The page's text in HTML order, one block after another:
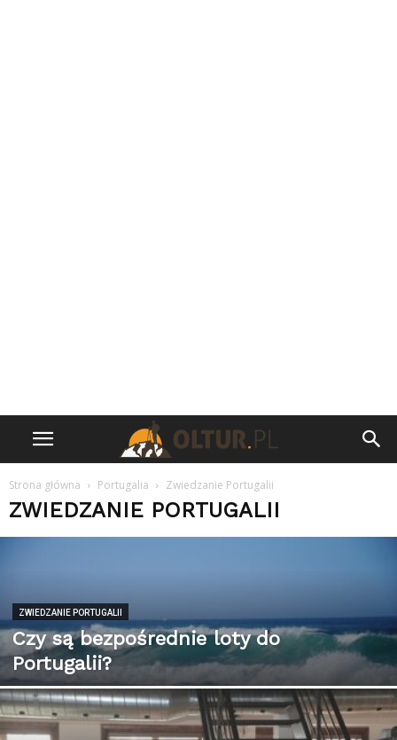
Strona główna Portugalia Zwiedzanie Portugalii
ZWIEDZANIE PORTUGALII
ZWIEDZANIE PORTUGALII
Czy są bezpośrednie loty do
Portugalii?